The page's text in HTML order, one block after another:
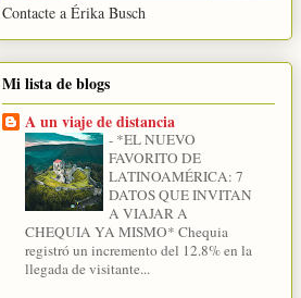
Contacte a Érika Busch
Mi lista de blogs
A un viaje de distancia
- *EL NUEVO
FAVORITO DE
LATINOAMÉRICA: 7
DATOS QUE INVITAN
A VIAJAR A
CHEQUIA YA MISMO* Chequia
registró un incremento del 12.8% en la
llegada de visitante...